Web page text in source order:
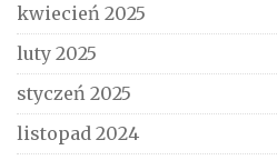
kwiecień 2025
luty 2025
styczeń 2025
listopad 2024